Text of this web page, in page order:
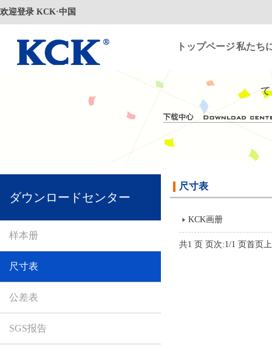
欢迎登录 KCK·中国
トップページ私たち
て
ダウンロードセンター
样本册
尺寸表
公差表
SGS报告
尺寸表
KCK画册
共1 页 页次:1/1 页首页